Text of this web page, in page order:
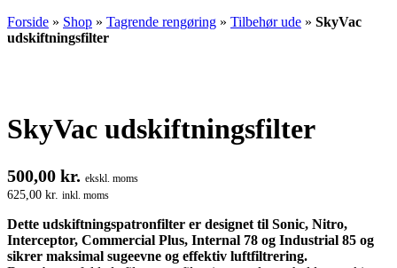
Forside » Shop » Tagrende rengøring » Tilbehør ude » SkyVac
udskiftningsfilter
SkyVac udskiftningsfilter
500,00 kr. ekskl. moms
625,00 kr. inkl. moms
Dette udskiftningspatronfilter er designet til Sonic, Nitro,
Interceptor, Commercial Plus, Internal 78 og Industrial 85 og
sikrer maksimal sugeevne og effektiv luftfiltrering.